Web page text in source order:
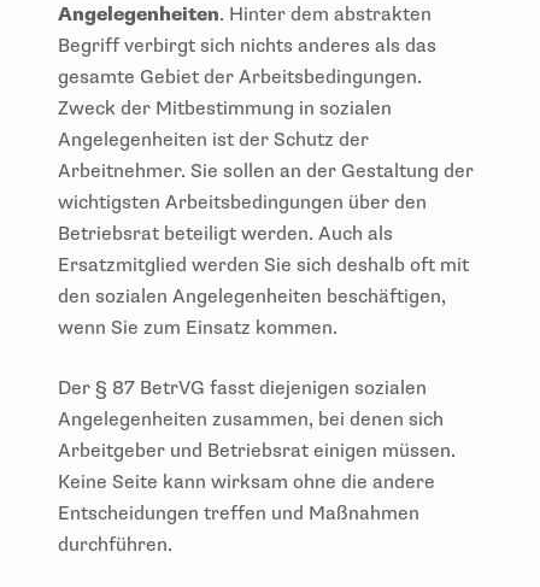
Angelegenheiten. Hinter dem abstrakten
Begriff verbirgt sich nichts anderes als das
gesamte Gebiet der Arbeitsbedingungen.
Zweck der Mitbestimmung in sozialen
Angelegenheiten ist der Schutz der
Arbeitnehmer. Sie sollen an der Gestaltung der
wichtigsten Arbeitsbedingungen über den
Betriebsrat beteiligt werden. Auch als
Ersatzmitglied werden Sie sich deshalb oft mit
den sozialen Angelegenheiten beschäftigen,
wenn Sie zum Einsatz kommen.
Der § 87 BetrVG fasst diejenigen sozialen
Angelegenheiten zusammen, bei denen sich
Arbeitgeber und Betriebsrat einigen müssen.
Keine Seite kann wirksam ohne die andere
Entscheidungen treffen und Maßnahmen
durchführen.